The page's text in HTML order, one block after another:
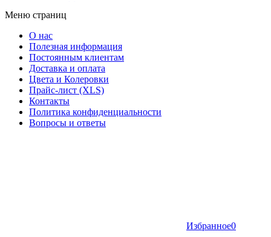
Меню страниц
О нас
Полезная информация
Постоянным клиентам
Доставка и оплата
Цвета и Колеровки
Прайс-лист (XLS)
Контакты
Политика конфиденциальности
Вопросы и ответы
Избранное0